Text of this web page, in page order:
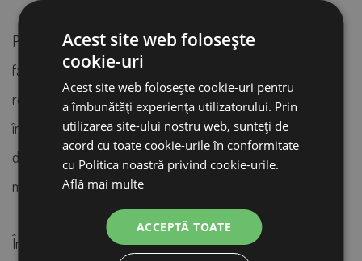
Plasa sudată pătrată AGROFORTEL pentru animale este
fabricată din sârmă galvanizată de înaltă calitate și este
rezistentă la coroziune. Este potrivită pentru împrejmuirea
împrejmuirilor, a cuștilor sau pentru protejarea copacilor de
dăunători. Lățimea ochiurilor: 16x16 mm, grosimea sârmei: 1,2
mm, dimensiune: 1x25 metri.
Înălțimea gardului:1,0
Acest site web folosește
cookie-uri
Acest site web folosește cookie-uri pentru
a îmbunătăți experiența utilizatorului. Prin
utilizarea site-ului nostru web, sunteți de
acord cu toate cookie-urile în conformitate
cu Politica noastră privind cookie-urile.
Află mai multe
ACCEPTĂ TOATE